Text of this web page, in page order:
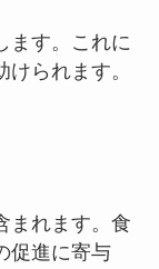
ます。これに
られます。
まれます。食
促進に寄与